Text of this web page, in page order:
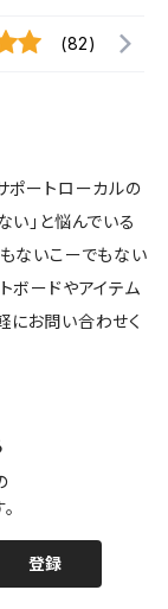
(82)
ポートローカルの
い」と悩んでいる
ないこーでもない
ボードやアイテム
にお問い合わせく
登録